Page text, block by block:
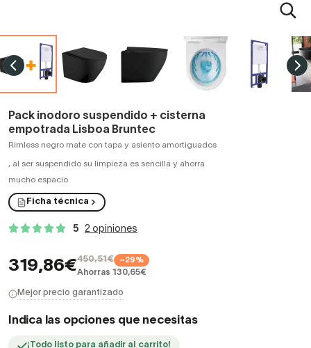
Pack inodoro suspendido + cisterna
empotrada Lisboa Bruntec
Rimless negro mate con tapa y asiento amortiguados
, al ser suspendido su limpieza es sencilla y ahorra
mucho espacio
Ficha técnica
5 2 opiniones
319,86€450,51€ −29%
Ahorras 130,65€
Mejor precio garantizado
Indica las opciones que necesitas
¡Todo listo para añadir al carrito!